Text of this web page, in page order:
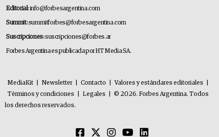
Editorial:info@forbesargentina.com
Summit:summitforbes@forbesargentina.com
Suscripciones:suscripciones@forbes.ar
Forbes Argentina es publicada por HT Media SA.
MediaKit Newsletter Contacto Valores y estándares editoriales
Términos y condiciones
Legales
© 2026. Forbes Argentina. Todos
los derechos reservados.